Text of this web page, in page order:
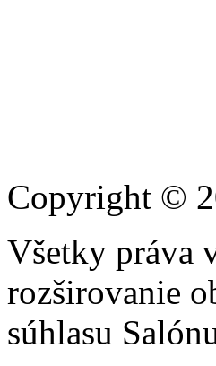
Copyright ©
Všetky práva
rozširovanie
súhlasu